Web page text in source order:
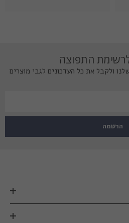
התפוצה
ולקבל את כל העדכונים לגבי מוצרים
הרשמה